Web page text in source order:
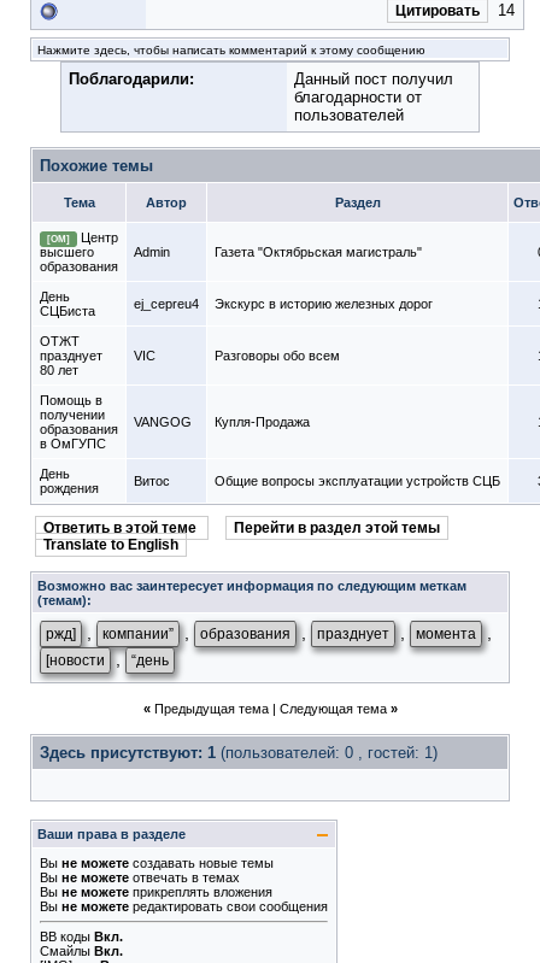
Цитировать 14
Нажмите здесь, чтобы написать комментарий к этому сообщению
Поблагодарили:
Данный пост получил
благодарности от
пользователей
Похожие темы
Тема Автор Раздел
[ОМ]
Центр
высшего
образования
Admin Газета "Октябрьская магистраль"
День
СЦБиста
ej_cepreu4 Экскурс в историю железных дорог
ОТЖТ
празднует
80 лет
VIC Разговоры обо всем
Помощь в
получении
образования
в ОмГУПС
VANGOG Купля-Продажа
День
рождения
Витос Общие вопросы эксплуатации устройств СЦБ
Ответить в этой теме
Перейти в раздел этой темы
Translate to English
Возможно вас заинтересует информация по следующим меткам
(темам):
ржд] компании” образования празднует момента
[новости , “день
« Предыдущая тема| Следующая тема »
Здесь присутствуют: 1 (пользователей: 0 , гостей: 1)
Ваши права в разделе
Вы не можете создавать новые темы
Вы не можете отвечать в темах
Вы не можете прикреплять вложения
Вы не можете редактировать свои сообщения
BB коды Вкл.
Смайлы Вкл.